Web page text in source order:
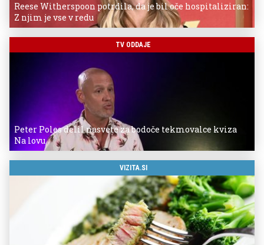
Reese Witherspoon potrdila, da je bil oče hospitaliziran:
Z njim je vse v redu
TV ODDAJE
Peter Poles delil nasvete za bodoče tekmovalce kviza
Na lovu
VIZITA.SI